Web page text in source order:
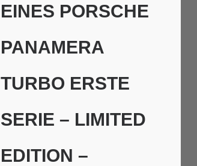
EINES PORSCHE
PANAMERA
TURBO ERSTE
SERIE – LIMITED
EDITION –